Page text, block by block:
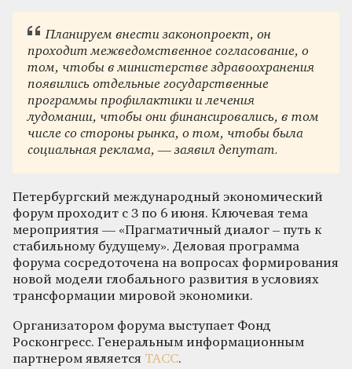
Планируем внести законопроект, он
проходит межведомственное согласование, о
том, чтобы в министерстве здравоохранения
появились отдельные государственные
программы профилактики и лечения
лудомании, чтобы они финансировались, в том
числе со стороны рынка, о том, чтобы была
социальная реклама, — заявил депутат.
Петербургский международный экономический
форум проходит с 3 по 6 июня. Ключевая тема
мероприятия — «Прагматичный диалог – путь к
стабильному будущему». Деловая программа
форума сосредоточена на вопросах формирования
новой модели глобального развития в условиях
трансформации мировой экономики.
Организатором форума выступает Фонд
Росконгресс. Генеральным информационным
партнером является ТАСС.